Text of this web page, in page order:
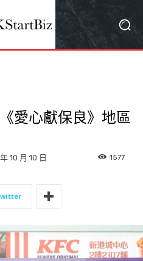
愛心獻保良》地區
10 月 10 日 1577